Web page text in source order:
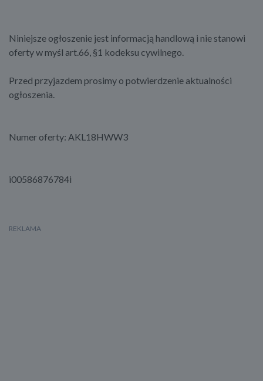
Niniejsze ogłoszenie jest informacją handlową i nie stanowi
oferty w myśl art.66, §1 kodeksu cywilnego.
Przed przyjazdem prosimy o potwierdzenie aktualności
ogłoszenia.
Numer oferty: AKL18HWW3
i00586876784i